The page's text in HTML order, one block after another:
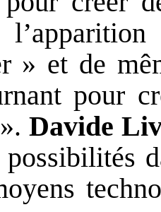
» et de
pour
».Davide